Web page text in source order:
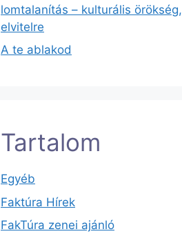
lomtalanítás – kulturális örökség,
elvitelre
A te ablakod
Tartalom
Egyéb
Faktúra Hírek
FakTúra zenei ajánló